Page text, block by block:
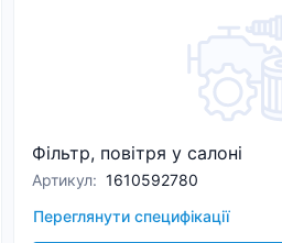
Фільтр, повітря у салоні
Артикул: 1610592780
Переглянути специфікації